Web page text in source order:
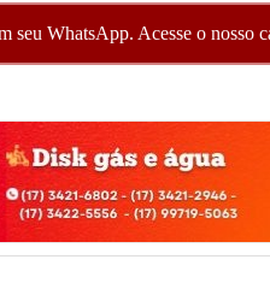
seu WhatsApp. Acesse o nosso